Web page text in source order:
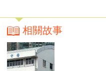
相關故事